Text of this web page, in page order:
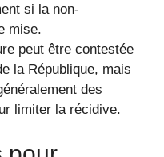
si la non-
mise.
peut être contestée
la République, mais
des
limiter la récidive.